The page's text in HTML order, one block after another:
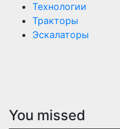
Технологии
Тракторы
Эскалаторы
You missed